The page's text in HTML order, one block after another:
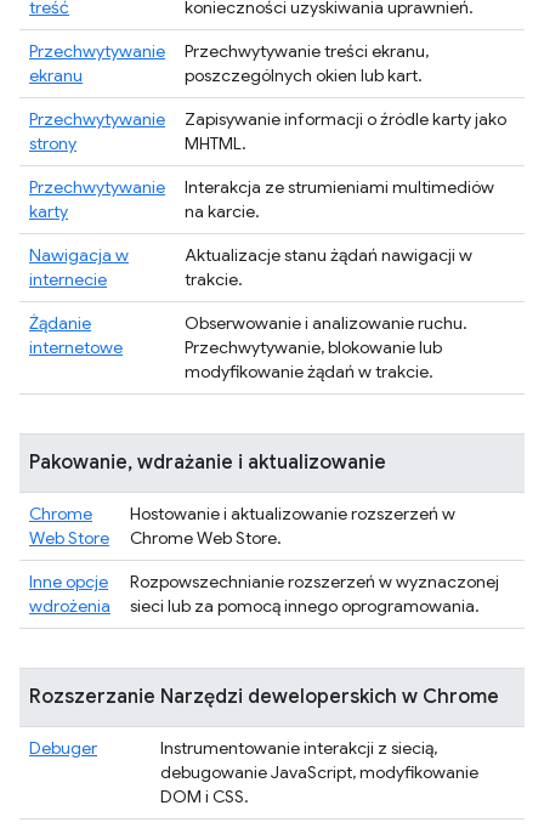
treść
konieczności uzyskiwania uprawnień.
Przechwytywanie
ekranu
Przechwytywanie treści ekranu,
poszczególnych okien lub kart.
Przechwytywanie
strony
Zapisywanie informacji o źródle karty jako
MHTML.
Przechwytywanie
karty
Interakcja ze strumieniami multimediów
na karcie.
Nawigacja w
internecie
Aktualizacje stanu żądań nawigacji w
trakcie.
Żądanie
internetowe
Obserwowanie i analizowanie ruchu.
Przechwytywanie, blokowanie lub
modyfikowanie żądań w trakcie.
Pakowanie, wdrażanie i aktualizowanie
Chrome
Web Store
Hostowanie i aktualizowanie rozszerzeń w
Chrome Web Store.
Inne opcje
wdrożenia
Rozpowszechnianie rozszerzeń w wyznaczonej
sieci lub za pomocą innego oprogramowania.
Rozszerzanie Narzędzi deweloperskich w Chrome
Debuger
Instrumentowanie interakcji z siecią,
debugowanie JavaScript, modyfikowanie
DOM i CSS.